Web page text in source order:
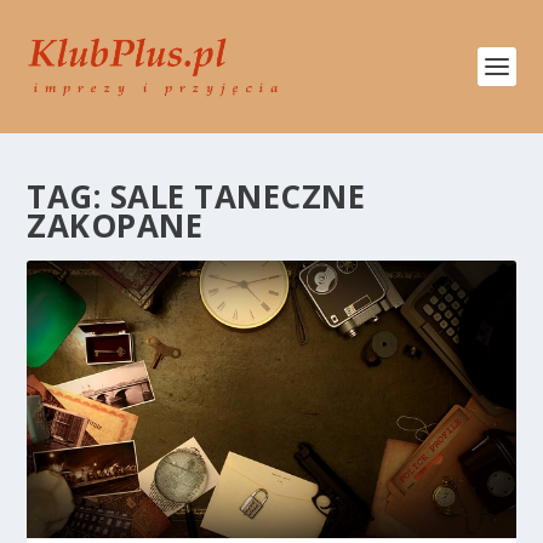
TAG: SALE TANECZNE
ZAKOPANE